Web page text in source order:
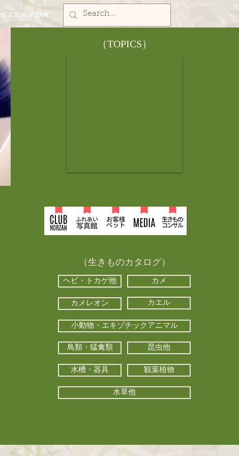
倶楽部NORZAN
​（TOPICS）
（生きものカタログ）
ヘビ・トカゲ他 カメ
カメレオン カエル
小動物・エキゾチックアニマル
鳥類・猛禽類 昆虫他
水槽・器具 観葉植物
水草他